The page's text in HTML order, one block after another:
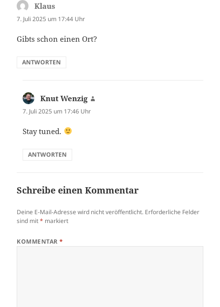
Klaus
7. Juli 2025 um 17:44 Uhr
Gibts schon einen Ort?
ANTWORTEN
Knut Wenzig
7. Juli 2025 um 17:46 Uhr
Stay tuned.
ANTWORTEN
Schreibe einen Kommentar
Deine E-Mail-Adresse wird nicht veröffentlicht. Erforderliche Felder
sind mit* markiert
KOMMENTAR*